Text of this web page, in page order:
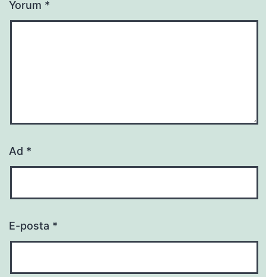
Yorum *
Ad *
E-posta *